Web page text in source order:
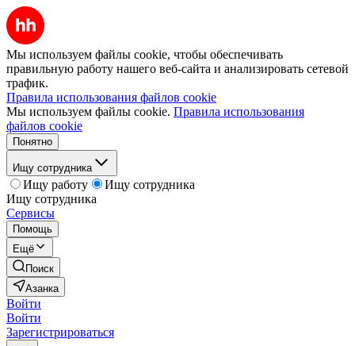
Мы используем файлы cookie, чтобы обеспечивать
правильную работу нашего веб-сайта и анализировать сетевой
трафик.
Правила использования файлов cookie
Мы используем файлы cookie. Правила использования
файлов cookie
Понятно
Ищу сотрудника
Ищу работу
Ищу сотрудника
Ищу сотрудника
Сервисы
Помощь
Ещё
Поиск
Азанка
Войти
Войти
Зарегистрироваться